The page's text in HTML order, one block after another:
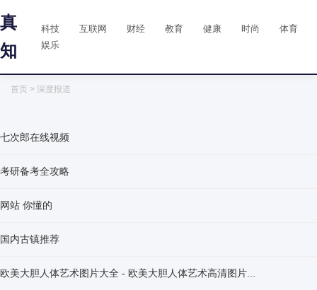
真
知
科技 互联网 财经 教育 健康 时尚
体育
娱乐
首页 > 深度报道
七次郎在线视频
考研备考全攻略
网站 你懂的
国内古镇推荐
欧美大胆人体艺术图片大全 - 欧美大胆人体艺术高清图片...